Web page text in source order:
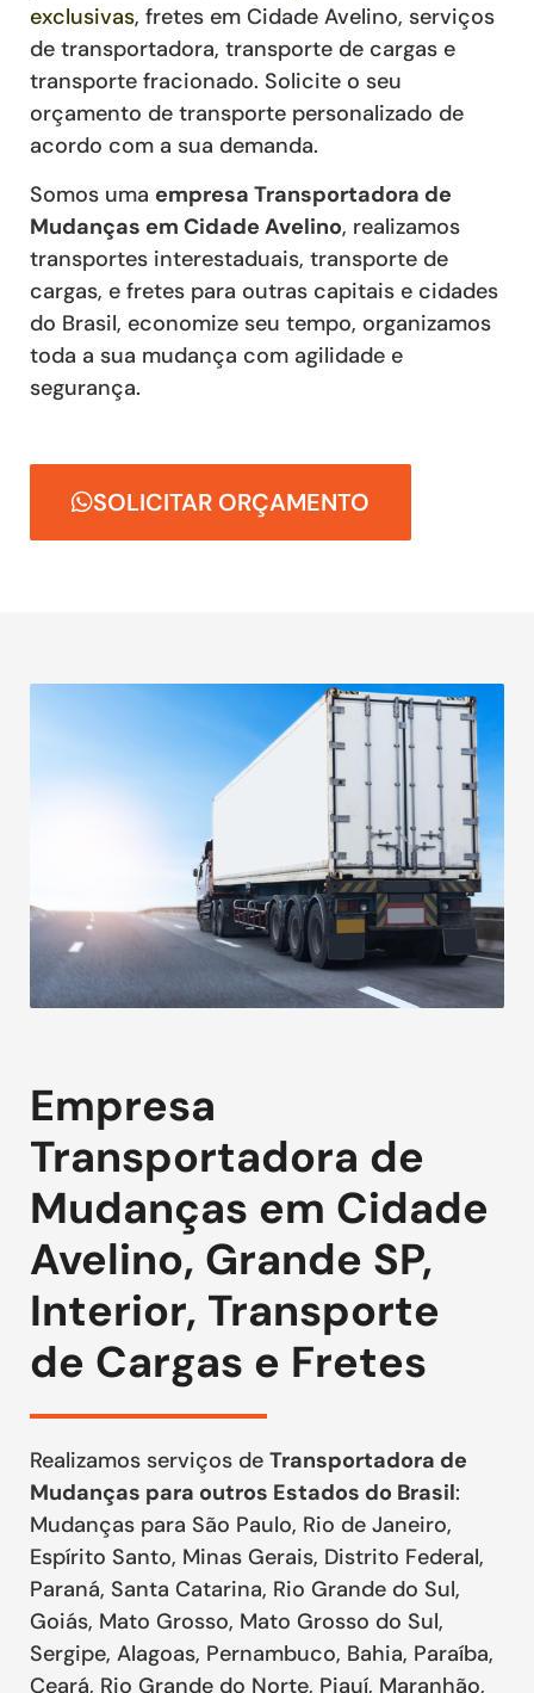
exclusivas, fretes em Cidade Avelino, serviços
de transportadora, transporte de cargas e
transporte fracionado. Solicite o seu
orçamento de transporte personalizado de
acordo com a sua demanda.
Somos uma empresa Transportadora de
Mudanças em Cidade Avelino, realizamos
transportes interestaduais, transporte de
cargas, e fretes para outras capitais e cidades
do Brasil, economize seu tempo, organizamos
toda a sua mudança com agilidade e
segurança.
SOLICITAR ORÇAMENTO
Empresa
Transportadora de
Mudanças em Cidade
Avelino, Grande SP,
Interior, Transporte
de Cargas e Fretes
Realizamos serviços de Transportadora de
Mudanças para outros Estados do Brasil:
Mudanças para São Paulo, Rio de Janeiro,
Espírito Santo, Minas Gerais, Distrito Federal,
Paraná, Santa Catarina, Rio Grande do Sul,
Goiás, Mato Grosso, Mato Grosso do Sul,
Sergipe, Alagoas, Pernambuco, Bahia, Paraíba,
Ceará, Rio Grande do Norte, Piauí, Maranhão,